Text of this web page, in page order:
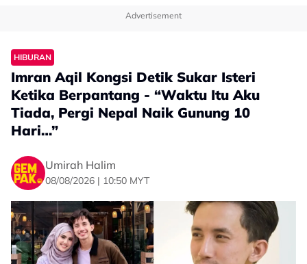
Advertisement
HIBURAN
Imran Aqil Kongsi Detik Sukar Isteri
Ketika Berpantang - “Waktu Itu Aku
Tiada, Pergi Nepal Naik Gunung 10
Hari…”
Umirah Halim
08/08/2026 | 10:50 MYT